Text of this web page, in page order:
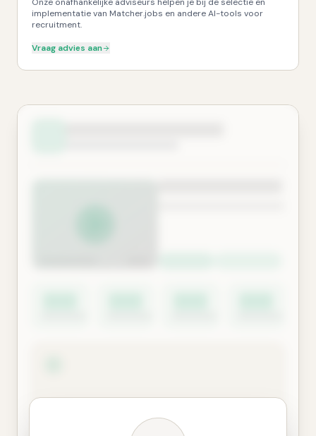
implementatie van Matcher.jobs en andere AI-tools voor
recruitment.
Vraag advies aan